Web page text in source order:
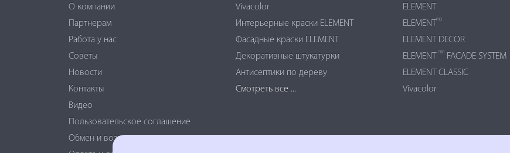
О компании
Партнерам
Работа у нас
Советы
Новости
Контакты
Видео
Пользовательское соглашение
Обмен и возврат
Vivacolor
Интерьерные краски ELEMENT
Фасадные краски ELEMENT
Декоративные штукатурки
Антисептики по дереву
Смотреть все ...
ELEMENT
ELEMENT PRO
ELEMENT DECOR
ELEMENT
PRO
FACADE SYSTEM
ELEMENT CLASSIC
Vivacolor